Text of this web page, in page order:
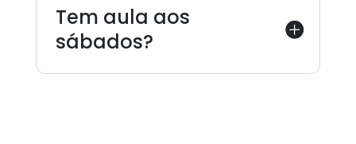
Tem aula aos
sábados?